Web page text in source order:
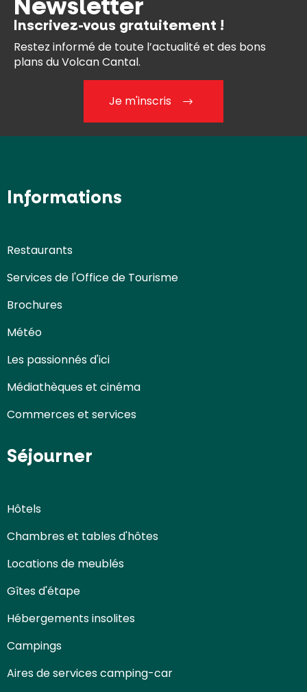
Inscrivez-vous gratuitement !
Restez informé de toute l’actualité et des bons
plans du Volcan Cantal.
Je m'inscris
Informations
Restaurants
Services de l'Office de Tourisme
Brochures
Météo
Les passionnés d'ici
Médiathèques et cinéma
Commerces et services
Séjourner
Hôtels
Chambres et tables d'hôtes
Locations de meublés
Gîtes d'étape
Hébergements insolites
Campings
Aires de services camping-car